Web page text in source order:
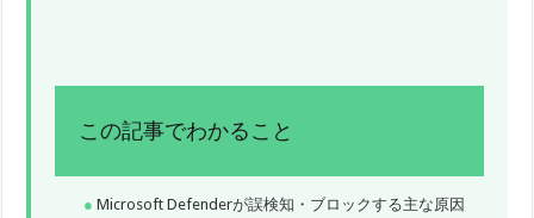
この記事でわかること
Microsoft Defenderが誤検知・ブロックする主な原因